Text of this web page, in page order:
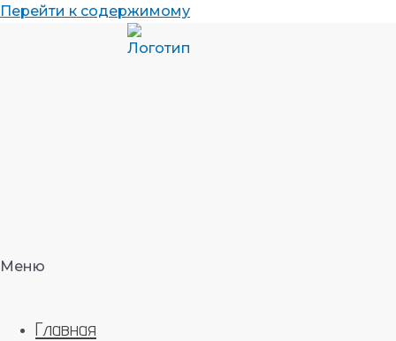
Перейти к содержимому
Меню
Главная